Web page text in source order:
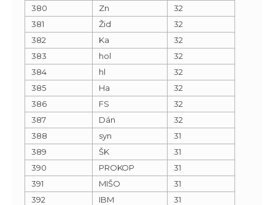
380
Zn
32
381
Žid
32
382
Ka
32
383
hol
32
384
hl
32
385
Ha
32
386
FS
32
387
Dán
32
388
syn
31
389
ŠK
31
390
PROKOP
31
391
MIŠO
31
392
IBM
31